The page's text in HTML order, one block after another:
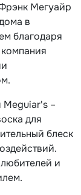
Фрэнк Мегуайр
в
благодаря
–
для
блеск
и